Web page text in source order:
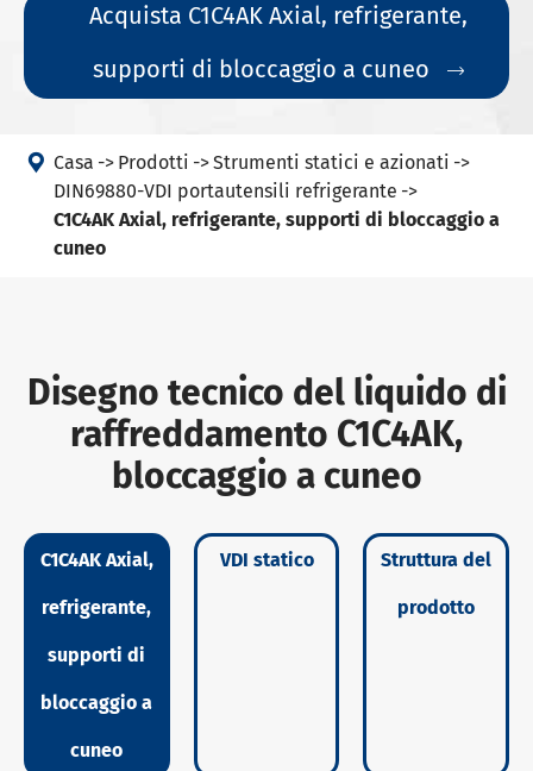
Acquista C1C4AK Axial, refrigerante,
supporti di bloccaggio a cuneo

 Casa Prodotti
Strumenti statici e azionati
DIN69880-VDI portautensili refrigerante
C1C4AK Axial, refrigerante, supporti di bloccaggio a
cuneo
Disegno tecnico del liquido di
raffreddamento C1C4AK,
bloccaggio a cuneo
C1C4AK Axial,
refrigerante,
supporti di
bloccaggio a
cuneo
VDI statico Struttura del
prodotto